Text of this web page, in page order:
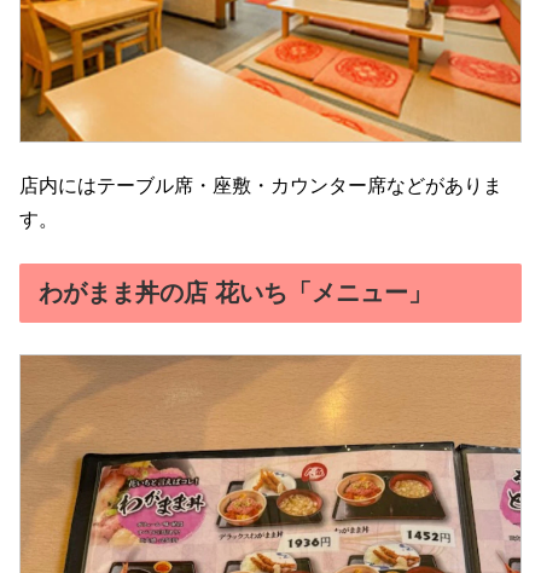
店内にはテーブル席・座敷・カウンター席などがありま
す。
わがまま丼の店 花いち「メニュー」